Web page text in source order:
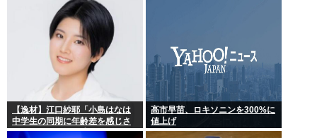
【逸材】江口紗耶「小島はなは
中学生の同期に年齢差を感じさ
せないように気を遣っている
高市早苗、ロキソニンを300%に
値上げ